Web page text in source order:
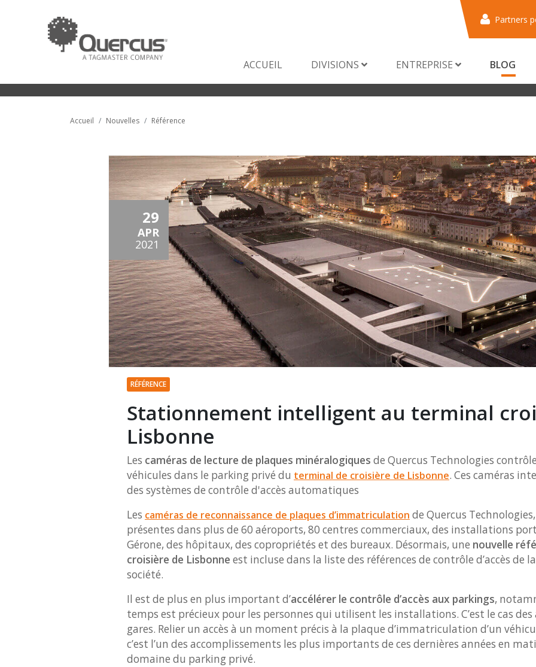
Partners
ACCUEIL DIVISIONS ENTREPRISE BLOG
Accueil Nouvelles Référence
29
APR
2021
RÉFÉRENCE
Stationnement intelligent au terminal
Lisbonne
Les caméras de lecture de plaques minéralogiques de Quercus Technologies
véhicules dans le parking privé du terminal de croisière de Lisbonne. Ces caméras
des systèmes de contrôle d'accès automatiques
Les caméras de reconnaissance de plaques d’immatriculation de Quercus
présentes dans plus de 60 aéroports, 80 centres commerciaux, des installations
Gérone, des hôpitaux, des copropriétés et des bureaux. Désormais, une nouvelle
croisière de Lisbonne est incluse dans la liste des références de contrôle d’accès de la
société.
Il est de plus en plus important d’accélérer le contrôle d’accès aux parkings,
temps est précieux pour les personnes qui utilisent les installations. C’est le cas
gares. Relier un accès à un moment précis à la plaque d’immatriculation d’un
c’est l’un des accomplissements les plus importants de ces dernières années en
domaine du parking privé.